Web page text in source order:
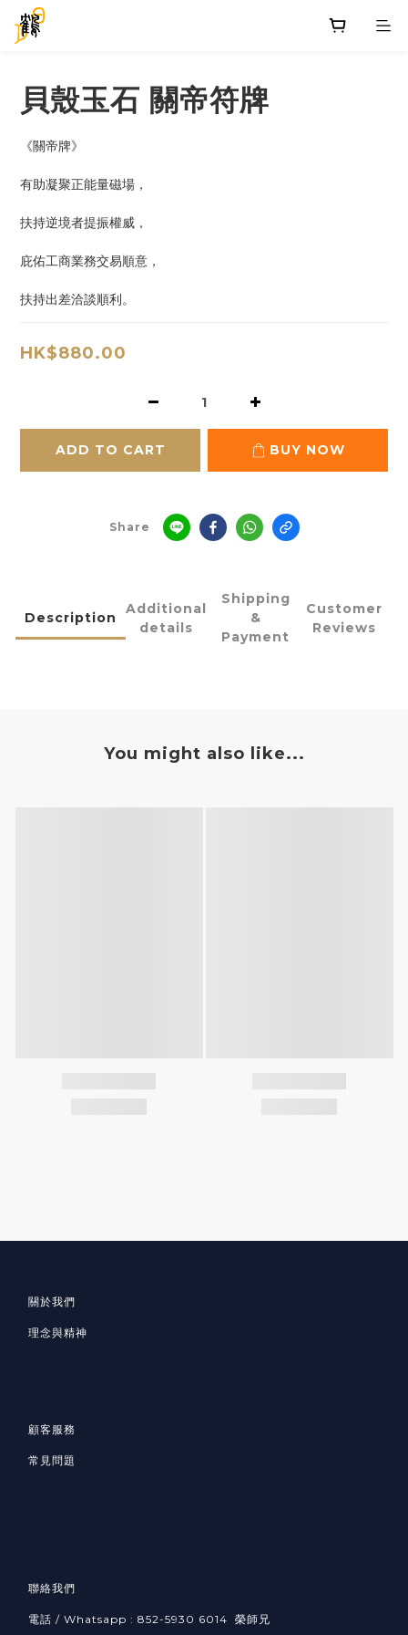
貝殼玉石 關帝符牌
《關帝牌》
有助凝聚正能量磁場，
扶持逆境者提振權威，
庇佑工商業務交易順意，
扶持出差洽談順利。
HK$880.00
ADD TO CART BUY NOW
Share
Description
Additional
details
Shipping
&
Payment
Customer
Reviews
You might also like...
關於我們
理念與精神
顧客服務
常見問題
聯絡我們
電話 / Whatsapp : 852-5930 6014 榮師兄